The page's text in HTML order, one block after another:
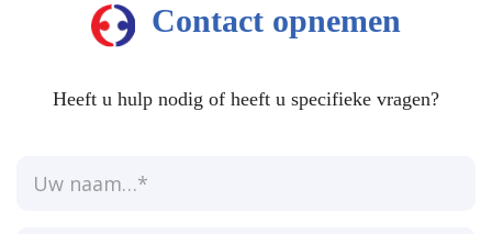
Contact opnemen
Heeft u hulp nodig of heeft u specifieke vragen?